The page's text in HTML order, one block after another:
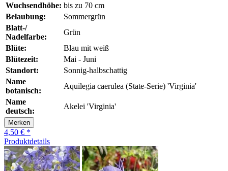
Wuchsendhöhe: bis zu 70 cm
Belaubung:
Sommergrün
Blatt-/
Nadelfarbe:
Grün
Blüte:
Blau mit weiß
Blütezeit:
Mai - Juni
Standort:
Sonnig-halbschattig
Name
botanisch:
Aquilegia caerulea (State-Serie) 'Virginia'
Name
deutsch:
Akelei 'Virginia'
Merken
4,50 € *
Produktdetails